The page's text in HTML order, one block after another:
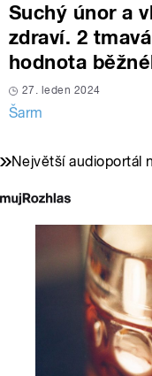
Suchý únor a
zdraví. 2
hodnota
27. leden 2024
Šarm
Největší audioportál